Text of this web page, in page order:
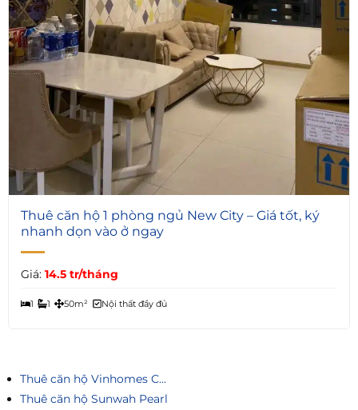
4
Thuê căn hộ 1 phòng ngủ New City – Giá tốt, ký
nhanh dọn vào ở ngay
Giá: 14.5 tr/tháng
1 1 50m² Nội thất đầy đủ
Thuê căn hộ Vinhomes Central Park
Thuê căn hộ Sunwah Pearl